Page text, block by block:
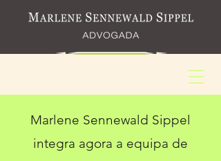
Marlene Sennewald Sippel
integra agora a equipa de